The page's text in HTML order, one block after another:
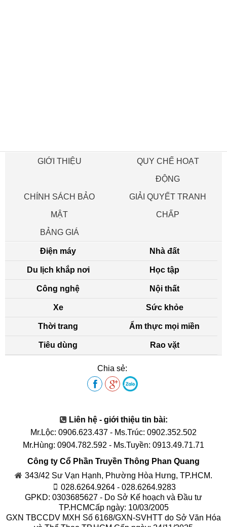
GIỚI THIỆU QUY CHẾ HOẠT
ĐỘNG
CHÍNH SÁCH BẢO
MẬT
GIẢI QUYẾT TRANH
CHẤP
BẢNG GIÁ
Điện máy Nhà đất
Du lịch khắp nơi Học tập
Công nghệ Nội thất
Xe Sức khỏe
Thời trang Ẩm thực mọi miền
Tiêu dùng Rao vặt
Chia sẻ:
Liên hệ - giới thiệu tin bài:
Mr.Lộc: 0906.623.437 - Ms.Trúc: 0902.352.502
Mr.Hùng: 0904.782.592 - Ms.Tuyền: 0913.49.71.71
Công ty Cổ Phần Truyền Thông Phan Quang
343/42 Sư Vạn Hạnh, Phường Hòa Hưng, TP.HCM.
028.6264.9264 - 028.6264.9283
GPKD: 0303685627 - Do Sở Kế hoạch và Đầu tư
TP.HCMCấp ngày: 10/03/2005
GXN TBCCDV MXH Số 6168/GXN-SVHTT do Sở Văn Hóa